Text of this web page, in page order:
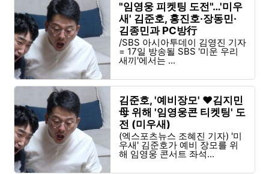
"임영웅 피켓팅 도전"…'미우
새' 김준호, 홍진호·장동민·
김종민과 PC방行
/SBS 아시아투데이 김영진 기자
= 17일 방송될 SBS '미운 우리
새끼'에서는 ...
김준호, '예비장모' ♥김지민
母 위해 '임영웅콘 티켓팅' 도
전 (미우새)
(엑스포츠뉴스 조혜진 기자) '미
우새' 김준호가 예비 장모를 위
해 임영웅 콘서트 좌석...